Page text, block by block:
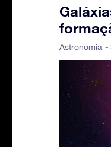
Astronomia -